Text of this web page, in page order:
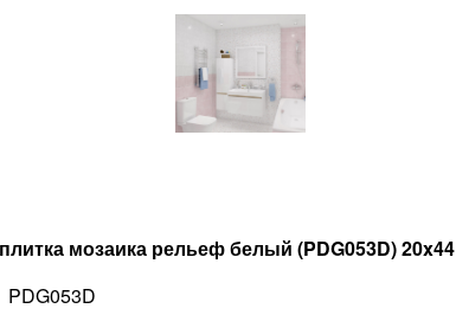
мозаика рельеф белый (PDG053D) 20x44
PDG053D